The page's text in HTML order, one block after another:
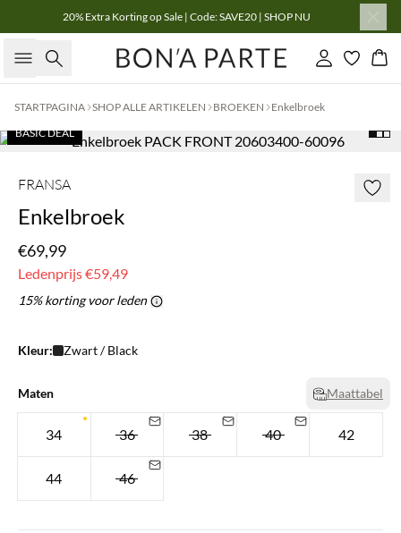
20% Extra Korting op Sale | Code: SAVE20 | SHOP NU
Zoeken Inloggen
STARTPAGINA SHOP ALLE ARTIKELEN BROEKEN
Enkelbroek
BASIC DEAL
FRANSA
Enkelbroek
€69,99
Ledenprijs€59,49
15% korting voor leden
Kleur: Zwart / Black
Maten Maattabel
34 36 38 40 42
44 46